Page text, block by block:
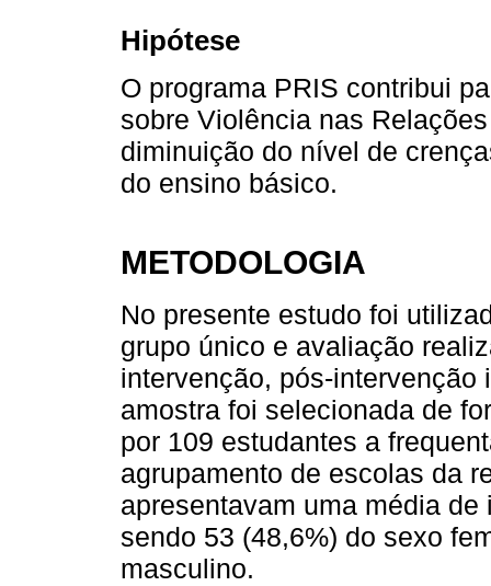
Hipótese
O programa PRIS contribui
sobre Violência nas
diminuição do nível de
do ensino básico.
METODOLOGIA
No presente estudo foi
grupo único e avaliação
intervenção, pós-intervenção
amostra foi selecionada de
por 109 estudantes a
agrupamento de escolas da
apresentavam uma média
sendo 53 (48,6%) do sexo
masculino.